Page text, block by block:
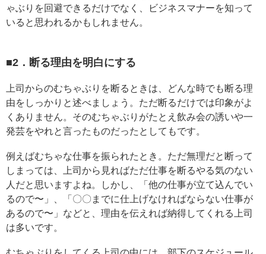
ゃぶりを回避できるだけでなく、ビジネスマナーを知って
いると思われるかもしれません。
■2．断る理由を明白にする
上司からのむちゃぶりを断るときは、どんな時でも断る理
由をしっかりと述べましょう。ただ断るだけでは印象がよ
くありません。そのむちゃぶりがたとえ飲み会の誘いや一
発芸をやれと言ったものだったとしてもです。
例えばむちゃな仕事を振られたとき。ただ無理だと断って
しまっては、上司から見ればただ仕事を断るやる気のない
人だと思いますよね。しかし、「他の仕事が立て込んでい
るので〜」、「〇〇までに仕上げなければならない仕事が
あるので〜」などと、理由を伝えれば納得してくれる上司
は多いです。